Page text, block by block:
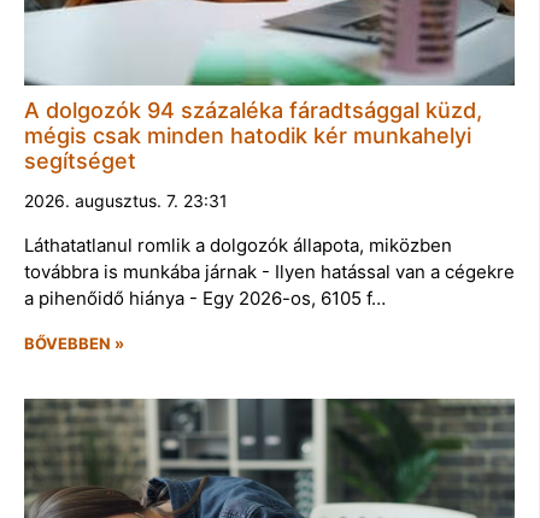
A dolgozók 94 százaléka fáradtsággal küzd,
mégis csak minden hatodik kér munkahelyi
segítséget
2026. augusztus. 7. 23:31
Láthatatlanul romlik a dolgozók állapota, miközben
továbbra is munkába járnak - Ilyen hatással van a cégekre
a pihenőidő hiánya - Egy 2026-os, 6105 f…
BŐVEBBEN »